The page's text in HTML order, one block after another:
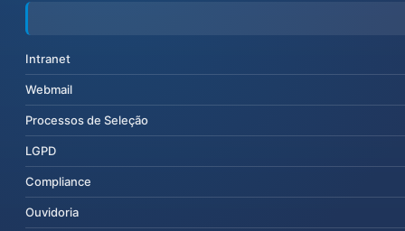
Intranet
Webmail
Processos de Seleção
LGPD
Compliance
Ouvidoria